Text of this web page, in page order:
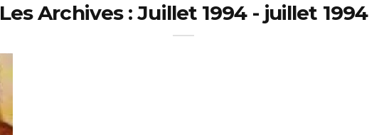
Les Archives : Juillet 1994 - juillet 1994